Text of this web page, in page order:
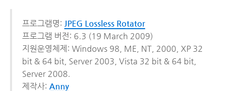
프로그램명: JPEG Lossless Rotator
프로그램 버전: 6.3 (19 March 2009)
지원운영체제: Windows 98, ME, NT, 2000, XP 32
bit & 64 bit, Server 2003, Vista 32 bit & 64 bit,
Server 2008.
제작사: Anny